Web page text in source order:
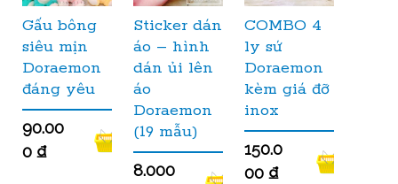
Gấu bông
siêu mịn
Doraemon
đáng yêu
90.00
0 ₫
Sticker dán
áo – hình
dán ủi lên
áo
Doraemon
(19 mẫu)
8.000
COMBO 4
ly sứ
Doraemon
kèm giá đỡ
inox
150.0
00 ₫